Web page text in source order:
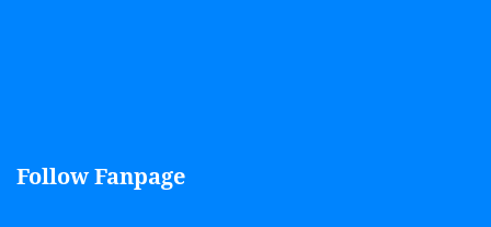
Follow Fanpage